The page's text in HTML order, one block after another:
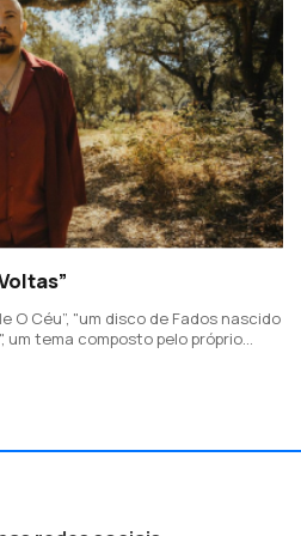
O Céu”, "um disco de Fados nascido
um tema composto pelo próprio